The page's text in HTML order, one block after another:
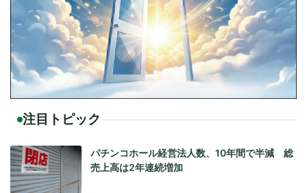
注目トピック
パチンコホール経営法人数、10年間で半減 総
売上高は2年連続増加